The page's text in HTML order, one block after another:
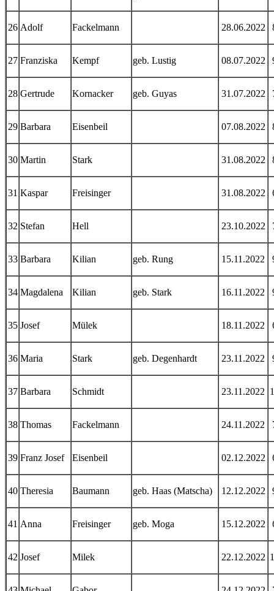
26 Adolf Fackelmann 28.06.2022
27 Franziska Kempf geb. Lustig 08.07.2022
28 Gertrude Kornacker geb. Guyas 31.07.2022
29 Barbara Eisenbeil 07.08.2022
30 Martin Stark 31.08.2022
31 Kaspar Freisinger 31.08.2022
32 Stefan Hell 23.10.2022
33 Barbara Kilian geb. Rung 15.11.2022
34 Magdalena Kilian geb. Stark 16.11.2022
35 Josef Mülek 18.11.2022
36 Maria Stark geb. Degenhardt 23.11.2022
37 Barbara Schmidt 23.11.2022
38 Thomas Fackelmann 24.11.2022
39 Franz Josef Eisenbeil 02.12.2022
40 Theresia Baumann geb. Haas (Matscha) 12.12.2022
41 Anna Freisinger geb. Moga 15.12.2022
42 Josef Milek 22.12.2022